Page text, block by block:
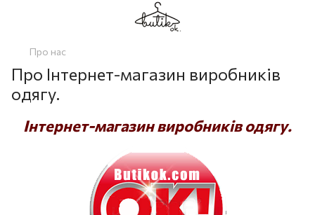
Про нас
Про Інтернет-магазин виробників
одягу.
Інтернет-магазин виробників одягу.